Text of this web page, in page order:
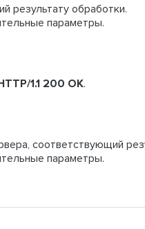
результату обработки.
параметры.
1.1 200 OK.
соответствующий
параметры.